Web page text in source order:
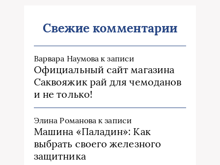
Свежие комментарии
Варвара Наумова к записи
Официальный сайт магазина
Саквояжик рай для чемоданов
и не только!
Элина Романова к записи
Машина «Паладин»: Как
выбрать своего железного
защитника